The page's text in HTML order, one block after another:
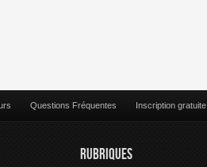
Questions Fréquentes Inscription gratuite
RUBRIQUES